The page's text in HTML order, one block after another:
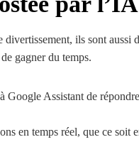
divertissement, ils sont
gagner du temps.
Google Assistant de
en temps réel, que ce soit